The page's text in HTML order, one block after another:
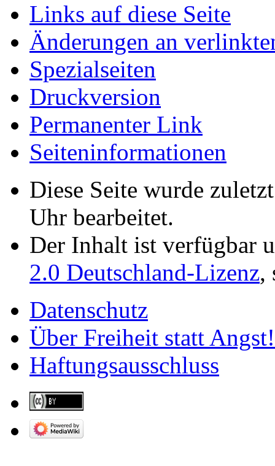
Links auf diese Seite
Änderungen an
Spezialseiten
Druckversion
Permanenter Link
Seiten­­informationen
Diese Seite wurde
Uhr bearbeitet.
Der Inhalt ist verfügbar
2.0 Deutschland-Lizenz,
Datenschutz
Über Freiheit statt Angst!
Haftungsausschluss